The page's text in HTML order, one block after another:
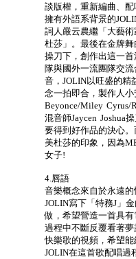
談版權，重新編曲、
擁有外語系背景的
詞人嚴云農繼「大藝
杜莎」。最後在金牌
操刀下，創作出這一
隊與國外一流團隊交
音，JOLIN以旺盛的精
念一拍即合，製作人
Beyonce/Miley Cyrus/
混音師Jaycen Joshua
要得到好作品的決心
美杜莎的印象，因為
女子!
4.唇語
音樂概念來自於永遠
JOLIN寫下「特務J」
做，希望營造一首具
過程中不斷反覆看著
快樂歌的視頻，希望
JOLIN在這首歌配唱過